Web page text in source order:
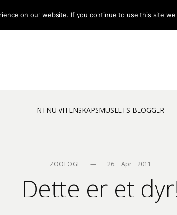
NTNU VITENSKAPSMUSEETS BLOGGER
ZOOLOGI — 26.    Apr    2011
Dette er et
on our website. If you continue to use this site